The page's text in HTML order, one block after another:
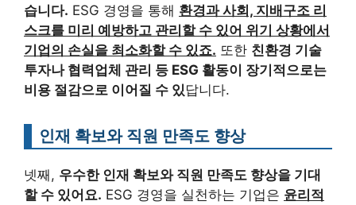
습니다. ESG 경영을 통해 환경과 사회, 지배구조 리
스크를 미리 예방하고 관리할 수 있어 위기 상황에서
기업의 손실을 최소화할 수 있죠. 또한 친환경 기술
투자나 협력업체 관리 등 ESG 활동이 장기적으로는
비용 절감으로 이어질 수 있 답니다.
인재 확보와 직원 만족도 향상
넷째, 우수한 인재 확보와 직원 만족도 향상을 기대
할 수 있어요. ESG 경영을 실천하는 기업은 윤리적